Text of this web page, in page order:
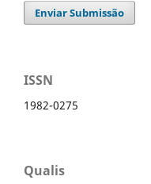
Enviar Submissão
ISSN
1982-0275
Qualis